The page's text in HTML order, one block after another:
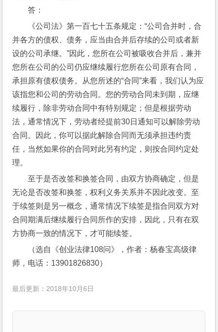
答：
《公司法》第一百七十五条规定：“公司合并时，合
并各方的债权、债务，应当由合并后存续的公司或者新
设的公司承继。”因此，您所在公司被吸收合并后，兼并
您所在公司的公司仍应继续履行您所在公司原有合同，
承担原有债权债务。从您所述的“合同”来看，我们认为应
该指您和公司的劳动合同。您的劳动合同未到期，应继
续履行，除非劳动合同中有特别规定；但是根据劳动
法，通常情况下，劳动者经提前30日通知可以解除劳动
合同。因此，你可以据此解除合同而无须承担违约责
任，当然如果你的合同对此另有约定，则按合同约定处
理。
至于是否改签和换签合同，由双方协商确定，但是
无论是否改签和换签，权利义务关系并不因此改变。至
于续签则是另一概念，通常情况下续签是指合同双方对
合同期满后继续履行合同所作的安排，因此，只有在双
方协商一致的情况下，才可能续签。
（选自《创业法律108问》，作者：杨春宝高级律
师，电话：13901826830）
最后更新：2018年10月6日